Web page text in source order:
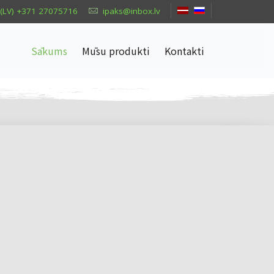
(LV) +371 27075716 ipaks@inbox.lv
Sākums Mūsu produkti Kontakti